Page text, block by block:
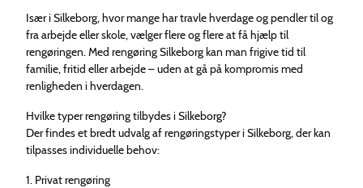
Især i Silkeborg, hvor mange har travle hverdage og pendler til og
fra arbejde eller skole, vælger flere og flere at få hjælp til
rengøringen. Med rengøring Silkeborg kan man frigive tid til
familie, fritid eller arbejde – uden at gå på kompromis med
renligheden i hverdagen.
Hvilke typer rengøring tilbydes i Silkeborg?
Der findes et bredt udvalg af rengøringstyper i Silkeborg, der kan
tilpasses individuelle behov:
1. Privat rengøring